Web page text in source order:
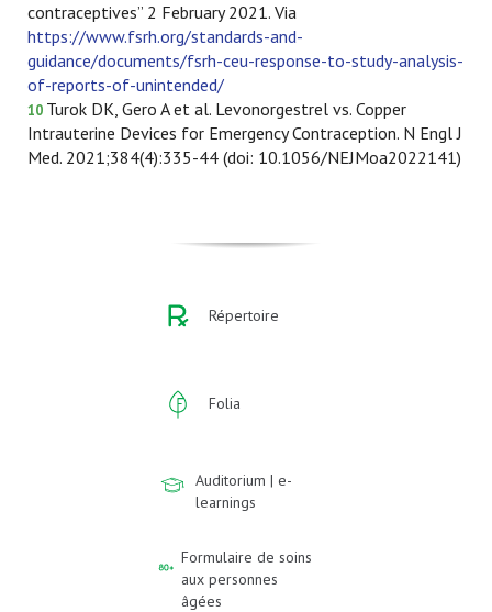
contraceptives” 2 February 2021. Via
https://www.fsrh.org/standards-and-
guidance/documents/fsrh-ceu-response-to-study-analysis-
of-reports-of-unintended/
10 Turok DK, Gero A et al. Levonorgestrel vs. Copper
Intrauterine Devices for Emergency Contraception. N Engl J
Med. 2021;384(4):335-44 (doi: 10.1056/NEJMoa2022141)
Répertoire
Folia
Auditorium | e-
learnings
Formulaire de soins
aux personnes
âgées